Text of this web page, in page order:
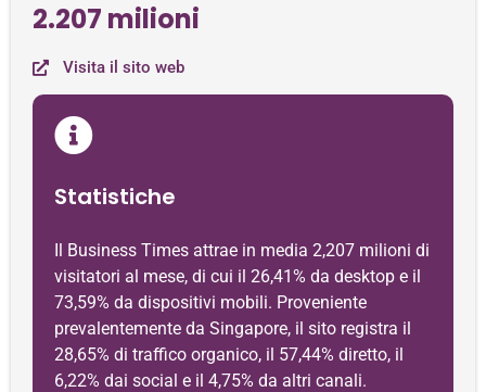
2.207 milioni
Visita il sito web
Statistiche
Il Business Times attrae in media 2,207 milioni di
visitatori al mese, di cui il 26,41% da desktop e il
73,59% da dispositivi mobili. Proveniente
prevalentemente da Singapore, il sito registra il
28,65% di traffico organico, il 57,44% diretto, il
6,22% dai social e il 4,75% da altri canali.